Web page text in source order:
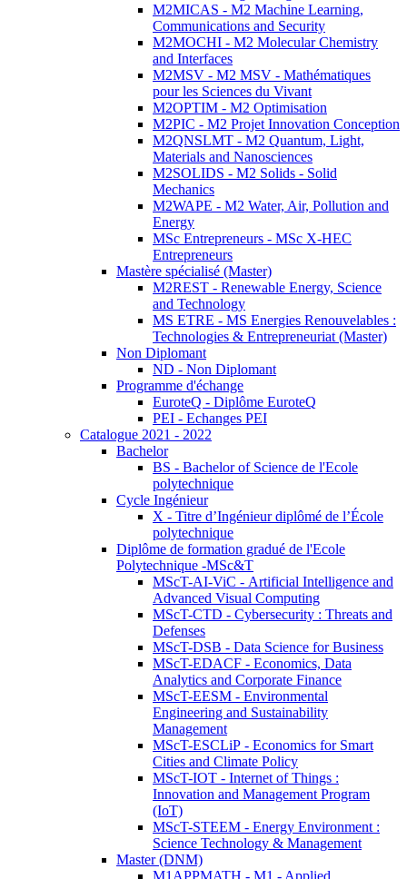
M2MICAS - M2 Machine Learning,
Communications and Security
M2MOCHI - M2 Molecular Chemistry
and Interfaces
M2MSV - M2 MSV - Mathématiques
pour les Sciences du Vivant
M2OPTIM - M2 Optimisation
M2PIC - M2 Projet Innovation Conception
M2QNSLMT - M2 Quantum, Light,
Materials and Nanosciences
M2SOLIDS - M2 Solids - Solid
Mechanics
M2WAPE - M2 Water, Air, Pollution and
Energy
MSc Entrepreneurs - MSc X-HEC
Entrepreneurs
Mastère spécialisé (Master)
M2REST - Renewable Energy, Science
and Technology
MS ETRE - MS Energies Renouvelables :
Technologies & Entrepreneuriat (Master)
Non Diplomant
ND - Non Diplomant
Programme d'échange
EuroteQ - Diplôme EuroteQ
PEI - Echanges PEI
Catalogue 2021 - 2022
Bachelor
BS - Bachelor of Science de l'Ecole
polytechnique
Cycle Ingénieur
X - Titre d’Ingénieur diplômé de l’École
polytechnique
Diplôme de formation gradué de l'Ecole
Polytechnique -MSc&T
MScT-AI-ViC - Artificial Intelligence and
Advanced Visual Computing
MScT-CTD - Cybersecurity : Threats and
Defenses
MScT-DSB - Data Science for Business
MScT-EDACF - Economics, Data
Analytics and Corporate Finance
MScT-EESM - Environmental
Engineering and Sustainability
Management
MScT-ESCLiP - Economics for Smart
Cities and Climate Policy
MScT-IOT - Internet of Things :
Innovation and Management Program
(IoT)
MScT-STEEM - Energy Environment :
Science Technology & Management
Master (DNM)
M1APPMATH - M1 - Applied